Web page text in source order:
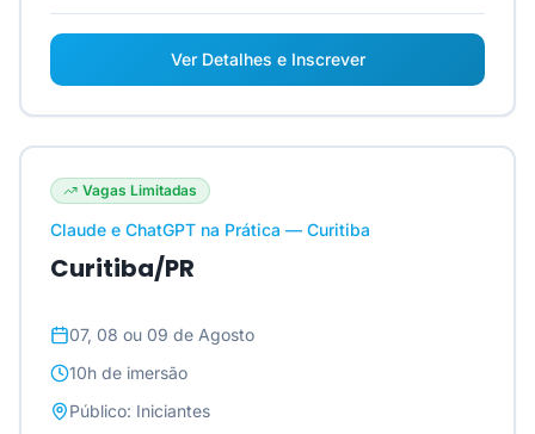
Ver Detalhes e Inscrever
Vagas Limitadas
Claude e ChatGPT na Prática — Curitiba
Curitiba/PR
07, 08 ou 09 de Agosto
10h de imersão
Público: Iniciantes